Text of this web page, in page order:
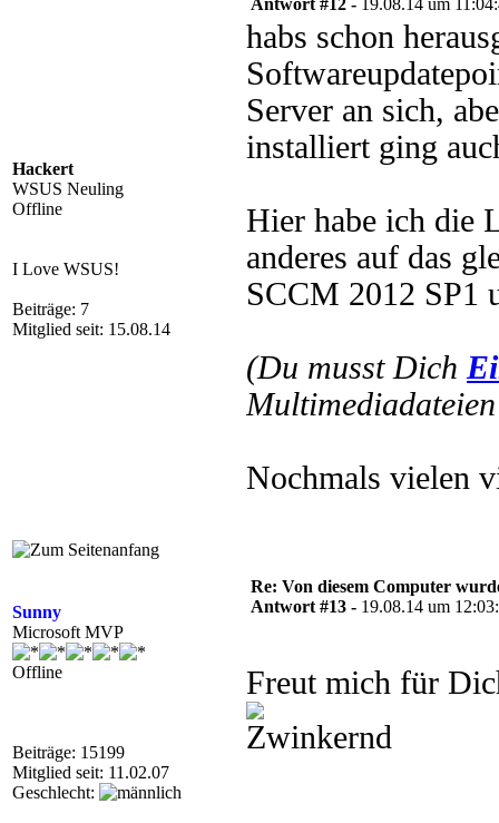
Hackert
WSUS Neuling
Offline
I Love WSUS!
Beiträge: 7
Mitglied seit: 15.08.14
Antwort #12 - 19.08.14 um
habs schon
Server an sich,
installiert ging
Hier habe ich die
anderes auf das
SCCM 2012 SP1
(Du musst Dich
Nochmals vielen
Sunny
Microsoft MVP
Offline
Beiträge: 15199
Mitglied seit: 11.02.07
Geschlecht:
Re: Von diesem Computer
Antwort #13 - 19.08.14 um
Freut mich für